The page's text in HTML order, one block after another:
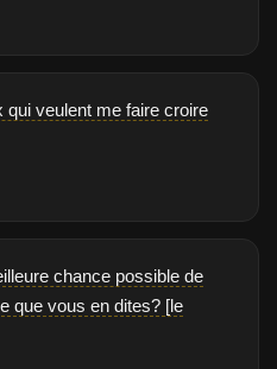
veulent me faire croire
chance possible de
que vous en dites? [le